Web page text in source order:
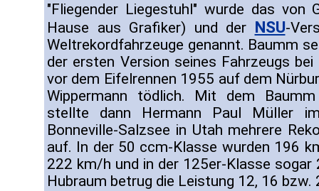
"Fliegender Liegestuhl" wurde das von
Hause aus Grafiker) und der NSU-
Weltrekordfahrzeuge genannt. Baumm
der ersten Version seines Fahrzeugs
vor dem Eifelrennen 1955 auf dem
Wippermann tödlich. Mit dem
stellte dann Hermann Paul Müller
Bonneville-Salzsee in Utah mehrere
auf. In der 50 ccm-Klasse wurden 196
222 km/h und in der 125er-Klasse
Hubraum betrug die Leistung 12, 16 bzw.